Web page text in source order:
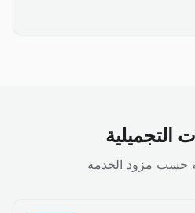
التجميلية
حسب مزود الخدمة